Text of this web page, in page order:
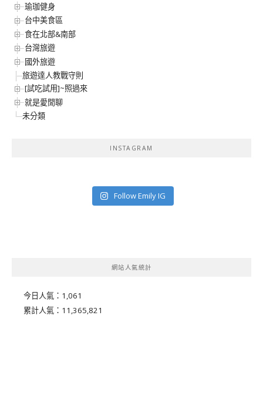
瑜珈健身
台中美食區
食在北部&南部
台灣旅遊
國外旅遊
旅遊達人教戰守則
[試吃試用]~照過來
就是愛閒聊
未分類
INSTAGRAM
Follow Emily IG
網站人氣統計
今日人氣： 1,061
累計人氣： 11,365,821